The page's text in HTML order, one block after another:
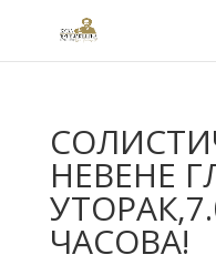
НЕВЕНЕ
ЧАСОВА!